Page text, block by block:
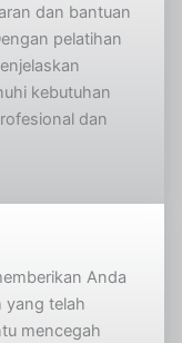
dan bantuan
pelatihan
kebutuhan
dan
Anda
yang telah
mencegah